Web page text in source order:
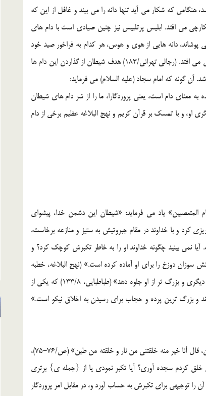
که شکار می آید تنها دانه را می بیند و غافل از این که
می افتد. ابلیس پرتلبیس نیز چنین صیادی است با دام های
دانه هایی از هوی و هوس، هر کدام به فراخور صید خود
روی تله ها می افکند که انسان با کمترین بی احتیاطی به دام ظاهراً فریبنده اش می افتد. (رجالی تهرانی/183) هدف شیطان از گذاردن این دام ها
آن گونه که امام سجاد (علیه السلام) می فرماید:
معنای دام است، یعنی پروردگارا، ما را از شر دام های شیطان
او، و با تمسک بر قرآن کریم و نهج البلاغه عظیم برخی از دام
المتعصبین» یاد می فرماید: «شیطان این دشمن خدا، پیشوای
و با خداوند در مقام جبروتیش به ستیز و منازعه برخاست،
نمی بینید چگونه خداوند او را به خاطر تکبرش کوچک کرد؟ و
سوزان دوزخ را برای او آماده کرده است.» (نهج البلاغه، خطبه
ی192 /286-285) «تکبر عبارت است از این که کسی بخواهد خود را مافوق دیگری و بزرگ تر از او جلوه دهد» (طباطبایی، 133/8) که یکی از
و بزرگ ترین پرده و حجاب برای رسیدن به اخلاق نیکو است.»
«قال یا إبلیس ما منعک أن تسجد لما خلقت بیدی أستکبرت أم کنت من العالین، قال أنا خیر منه خلقتنی من نار و خلقته من طین» (ص/76-75)،
کردم سجده آوری؟ آیا تکبر نمودی یا از {جمله ی} برتری
را توجیهی برای تکبرش به حساب آورد و، در مقابل امر پروردگار